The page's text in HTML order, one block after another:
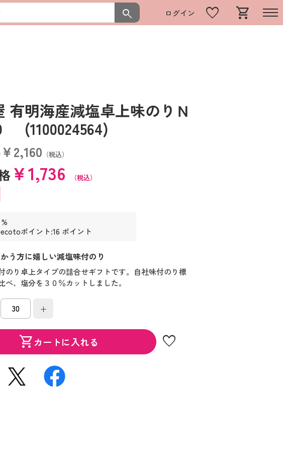
search ログイン favorite shopping_cart
有明海産減塩卓上味のりＮ
(1100024564)
￥2,160 （税込）
￥1,736 （税込）
ポイント:16 ポイント
う方に嬉しい減塩味付のり
のり卓上タイプの詰合せギフトです。自社味付のり標
べ、塩分を３０％カットしました。
+
shopping_cartカートに入れる favorite